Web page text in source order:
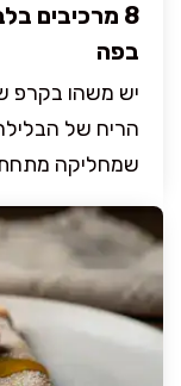
8 מרכיבים
בפה
יש משהו בקרפ
הריח של
שמחליקה מתחת